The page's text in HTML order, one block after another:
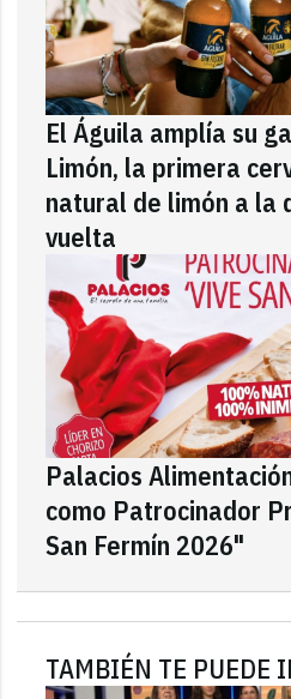
El Águila amplía su
Limón, la primera
natural de limón a la
vuelta
Palacios
como Patrocinador
San Fermín 2026"
TAMBIÉN TE PUEDE